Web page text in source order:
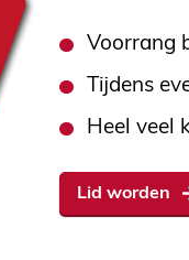
Voorrang
Tijdens
Heel veel
Lid worden